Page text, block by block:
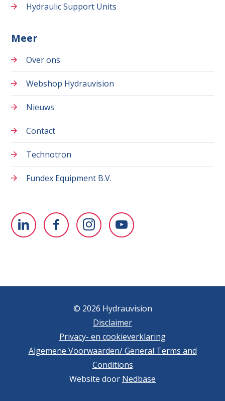
Hydraulic Support Units
Meer
Over ons
Webshop Hydrauvision
Nieuws
Contact
Technotron
Fundex Equipment B.V.
© 2026 Hydrauvision
Disclaimer
Privacy- en cookieverklaring
Algemene Voorwaarden/ General Terms and
Conditions
Website door Nedbase